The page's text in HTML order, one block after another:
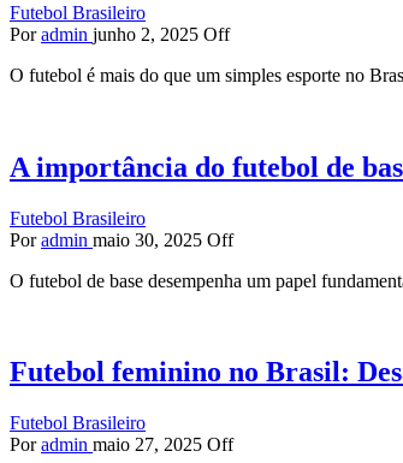
Futebol Brasileiro
Por admin junho 2, 2025 Off
O futebol é mais do que um simples esporte no
A importância do futebol de
Futebol Brasileiro
Por admin maio 30, 2025 Off
O futebol de base desempenha um papel
Futebol feminino no Brasil:
Futebol Brasileiro
Por admin maio 27, 2025 Off